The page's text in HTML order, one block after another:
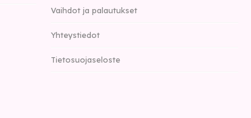
Vaihdot ja palautukset
Yhteystiedot
Tietosuojaseloste